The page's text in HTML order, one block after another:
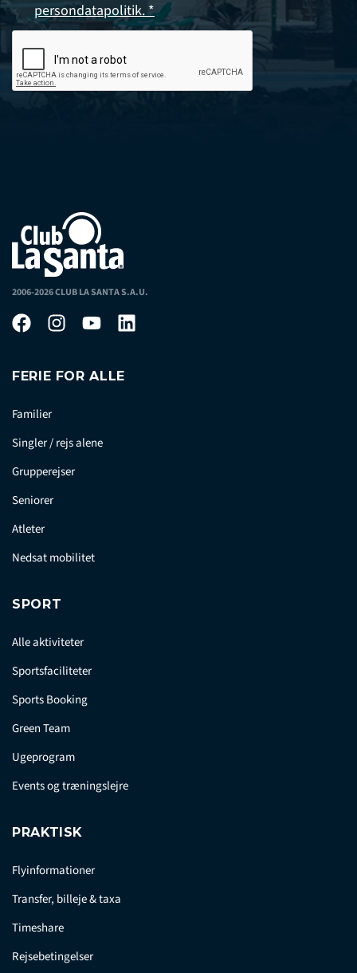
persondatapolitik. *
2006-2026 CLUB LA SANTA S.A.U.
FERIE FOR ALLE
Familier
Singler / rejs alene
Grupperejser
Seniorer
Atleter
Nedsat mobilitet
SPORT
Alle aktiviteter
Sportsfaciliteter
Sports Booking
Green Team
Ugeprogram
Events og træningslejre
PRAKTISK
Flyinformationer
Transfer, billeje & taxa
Timeshare
Rejsebetingelser